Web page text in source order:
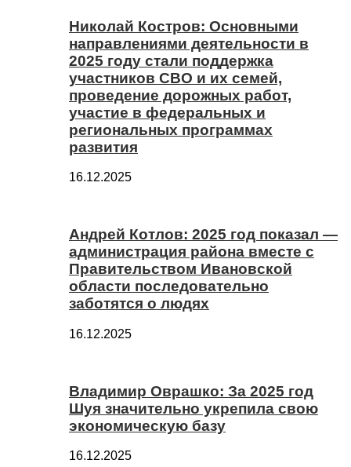
Николай Костров: Основными
направлениями деятельности в
2025 году стали поддержка
участников СВО и их семей,
проведение дорожных работ,
участие в федеральных и
региональных программах
развития
16.12.2025
Андрей Котлов: 2025 год показал —
администрация района вместе с
Правительством Ивановской
области последовательно
заботятся о людях
16.12.2025
Владимир Оврашко: За 2025 год
Шуя значительно укрепила свою
экономическую базу
16.12.2025